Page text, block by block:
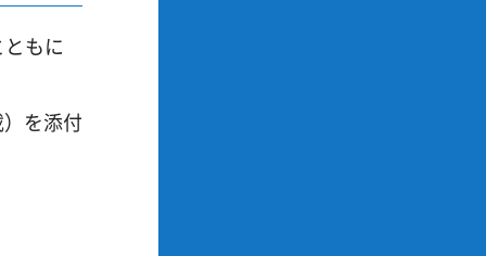
もに
を添付